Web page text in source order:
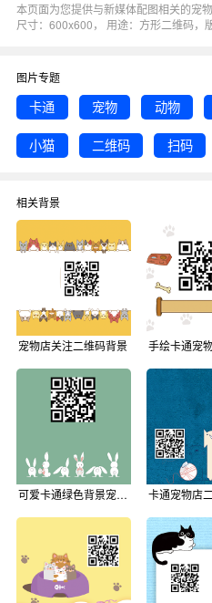
本页面为您提供与新媒体配图相关的宠物店
尺寸：600x600， 用途：方形二维码，版式：3，分辨率：72DPI，色彩模
点击编辑吧！
图片专题
卡通 宠物 动物
小猫 二维码 扫码
相关背景
宠物店关注二维码背景
可爱卡通绿色背景宠物店二维码背景 卡通宠物店